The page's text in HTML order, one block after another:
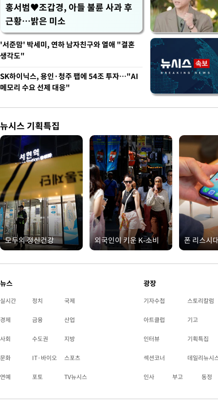
홍서범♥조갑경, 아들 불륜 사과 후
근황…밝은 미소
'서준맘' 박세미, 연하 남자친구와 열애 "결혼
생각도"
SK하이닉스, 용인·청주 팹에 54조 투자…"AI
메모리 수요 선제 대응"
뉴시스 기획특집
모두의 정신건강 외국인이 키운 K-소비 폰 리스시
뉴스
실시간 정치 국제
경제 금융 산업
사회 수도권 지방
문화 IT·바이오 스포츠
연예 포토 TV뉴시스
광장
기자수첩 스토리칼럼
아트클럽 기고
인터뷰 기획특집
섹션코너 데일리뉴시
인사 부고 동정